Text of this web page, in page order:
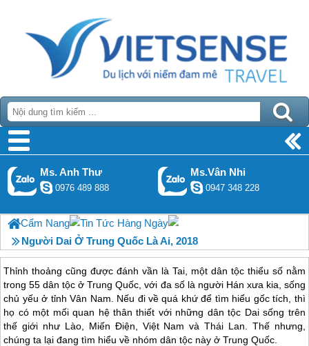
Ms. Anh Thư
0976 489 888
Ms.Vân Nhi
0947 348 228
Cẩm Nang
Tin Tức Hàng Ngày
Người Dai Ở Trung Quốc Là Ai, 2018
Thỉnh thoảng cũng được đánh vần là Tai, một dân tộc thiểu số nằm
trong 55 dân tộc ở Trung Quốc, với đa số là người Hán xưa kia, sống
chủ yếu ở tỉnh Vân Nam. Nếu đi về quá khứ để tìm hiểu gốc tích, thì
họ có một mối quan hệ thân thiết với những dân tộc Dai sống trên
thế giới như Lào, Miến Điện, Việt Nam và Thái Lan. Thế nhưng,
chúng ta lại đang tìm hiểu về nhóm dân tộc này ở Trung Quốc.